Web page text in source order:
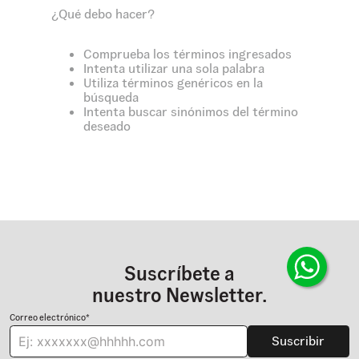
¿Qué debo hacer?
Comprueba los términos ingresados
Intenta utilizar una sola palabra
Utiliza términos genéricos en la
búsqueda
Intenta buscar sinónimos del término
deseado
Suscríbete a
nuestro Newsletter.
Correo electrónico*
Suscribir